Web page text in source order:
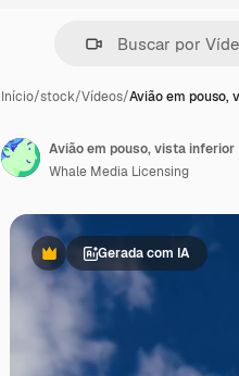
Início/stock/Vídeos/Avião em pouso,
PremiumGerada com IA
Avião em pouso, vista inferior
Whale Media Licensing